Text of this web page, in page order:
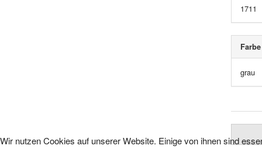
1711
Farbe
grau
Wir nutzen Cookies auf unserer Website. Einige von ihnen sind